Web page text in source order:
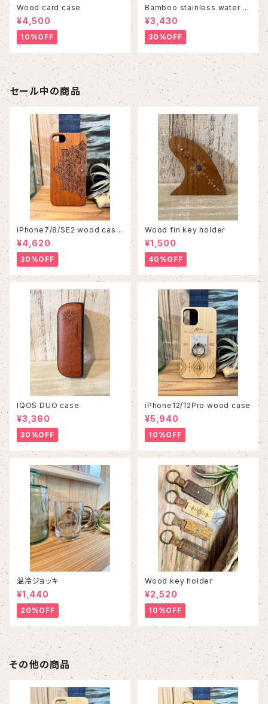
Wood card case
¥4,500
10%OFF
Bamboo stainless water b
ottle
¥3,430
30%OFF
セール中の商品
iPhone7/8/SE2 wood case
86
¥4,620
30%OFF
Wood fin key holder
¥1,500
40%OFF
IQOS DUO case
¥3,360
30%OFF
iPhone12/12Pro wood case
¥5,940
10%OFF
温冷ジョッキ
¥1,440
20%OFF
Wood key holder
¥2,520
10%OFF
その他の商品